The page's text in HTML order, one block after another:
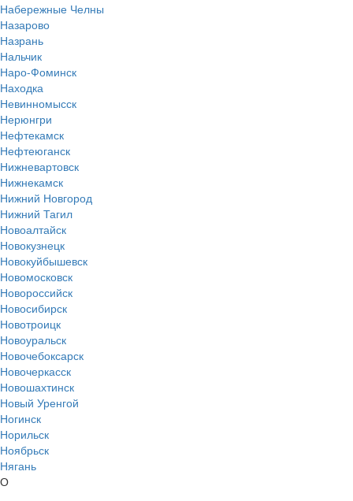
Набережные Челны
Назарово
Назрань
Нальчик
Наро-Фоминск
Находка
Невинномысск
Нерюнгри
Нефтекамск
Нефтеюганск
Нижневартовск
Нижнекамск
Нижний Новгород
Нижний Тагил
Новоалтайск
Новокузнецк
Новокуйбышевск
Новомосковск
Новороссийск
Новосибирск
Новотроицк
Новоуральск
Новочебоксарск
Новочеркасск
Новошахтинск
Новый Уренгой
Ногинск
Норильск
Ноябрьск
Нягань
О